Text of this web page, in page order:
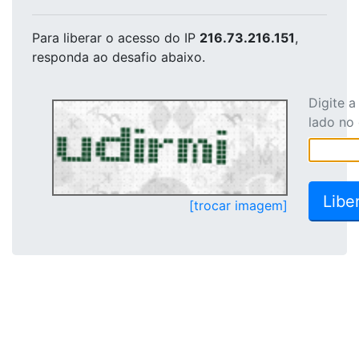
Para liberar o acesso do IP 216.73.216.151,
responda ao desafio abaixo.
[trocar imagem]
Digite
lado no